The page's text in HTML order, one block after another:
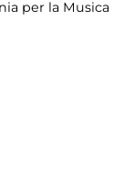
per la Musica